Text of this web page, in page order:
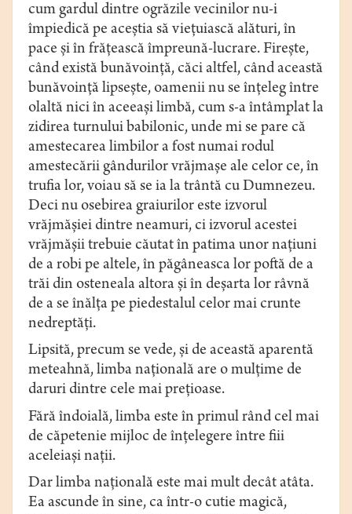
cum gardul dintre ogrăzile vecinilor nu-i
împiedică pe aceştia să vie­ţuiască alături, în
pace şi în frăţească împreună-lucrare. Fireşte,
când există bunăvoinţă, căci altfel, când această
bunăvoinţă lipseşte, oamenii nu se înţeleg între
olaltă nici în aceeaşi limbă, cum s-a întâmplat la
zidirea turnului babilonic, unde mi se pare că
amestecarea limbilor a fost numai rodul
amestecării gândurilor vrăjmaşe ale celor ce, în
trufia lor, voiau să se ia la trântă cu Dumnezeu.
Deci nu osebirea graiurilor este izvorul
vrăjmăşiei dintre neamuri, ci izvorul acestei
vrăjmăşii trebuie căutat în patima unor naţiuni
de a robi pe altele, în păgâneasca lor poftă de a
trăi din osteneala altora şi în deşarta lor râvnă
de a se înălţa pe piedestalul celor mai crunte
nedreptăţi.
Lipsită, precum se vede, şi de această aparentă
meteahnă, limba naţională are o mulţime de
daruri dintre cele mai preţioase.
Fără îndoială, limba este în primul rând cel mai
de căpetenie mijloc de înţelegere între fiii
aceleiaşi naţii.
Dar limba naţională este mai mult decât atâta.
Ea ascunde în sine, ca într-o cutie magică,